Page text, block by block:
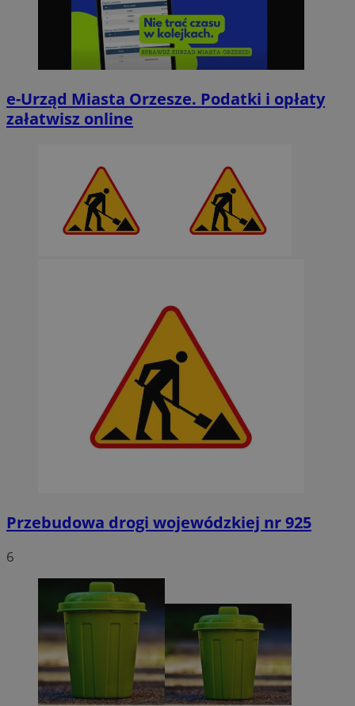
e-Urząd Miasta Orzesze. Podatki i opłaty
załatwisz online
Przebudowa drogi wojewódzkiej nr 925
6